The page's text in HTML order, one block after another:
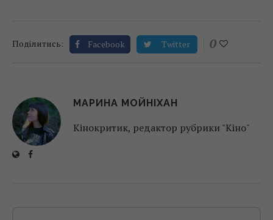
Поділитись: Facebook Twitter 0
МАРИНА МОЙНІХАН
Кінокритик, редактор рубрики "Кіно"